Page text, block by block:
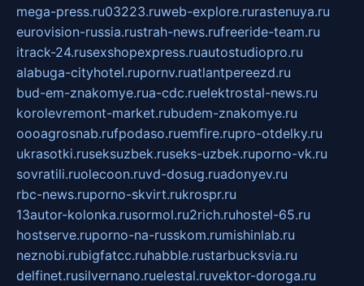
mega-press.ru03223.ruweb-explore.rurastenuya.ru
eurovision-russia.rustrah-news.rufreeride-team.ru
itrack-24.rusexshopexpress.ruautostudiopro.ru
alabuga-cityhotel.rupornv.ruatlantpereezd.ru
bud-em-znakomye.rua-cdc.ruelektrostal-news.ru
korolevremont-market.rubudem-znakomye.ru
oooagrosnab.rufpodaso.ruemfire.rupro-otdelky.ru
ukrasotki.ruseksuzbek.ruseks-uzbek.ruporno-vk.ru
sovratili.ruolecoon.ruvd-dosug.ruadonyev.ru
rbc-news.ruporno-skvirt.rukrospr.ru
13autor-kolonka.rusormol.ru2rich.ruhostel-65.ru
hostserve.ruporno-na-russkom.rumishinlab.ru
neznobi.rubigfatcc.ruhabble.rustarbucksvia.ru
delfinet.rusilvernano.ruelestal.ruvektor-doroga.ru